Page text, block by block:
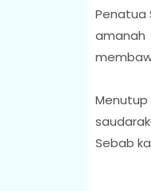
Penatua
Sebab